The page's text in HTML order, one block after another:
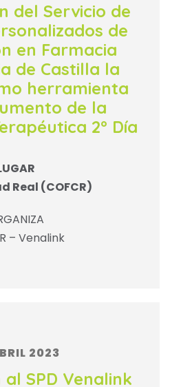
del Servicio de
de
en Farmacia
de Castilla la
herramienta
de la
2º Día
Real (COFCR)
– Venalink
2023
SPD Venalink